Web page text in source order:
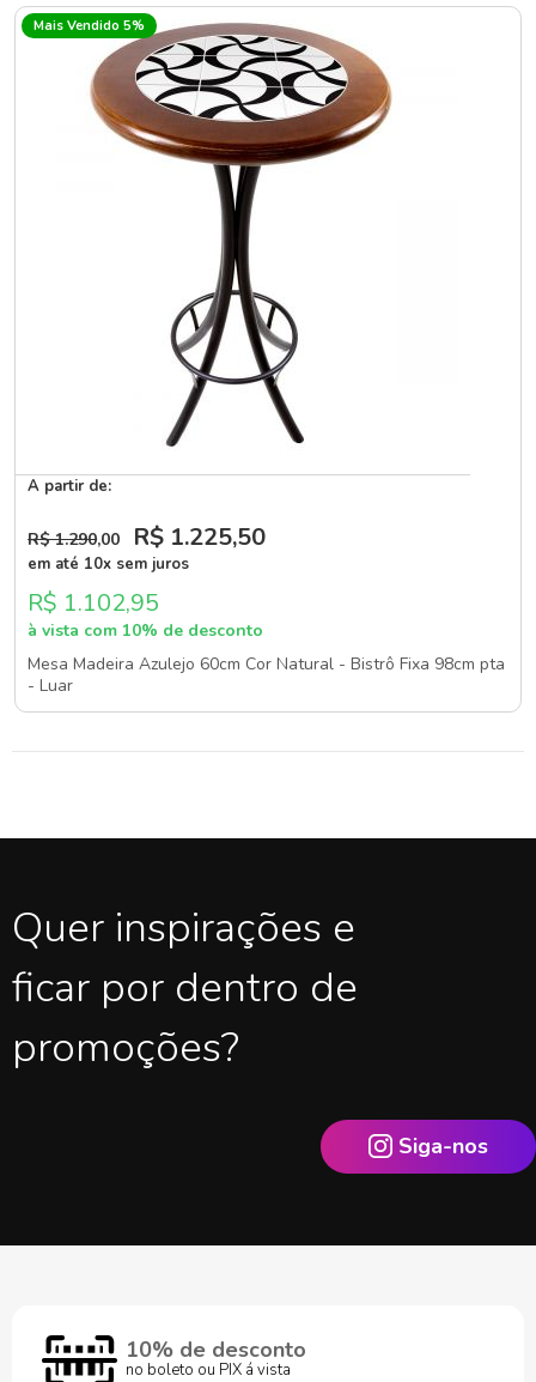
Mais Vendido 5%
A partir de:
R$ 1.290,00 R$ 1.225,50
em até 10x sem juros
R$ 1.102,95
à vista com 10% de desconto
Mesa Madeira Azulejo 60cm Cor Natural - Bistrô Fixa 98cm pta
- Luar
Quer inspirações e
ficar por dentro de
promoções?
Siga-nos
10% de desconto
no boleto ou PIX á vista